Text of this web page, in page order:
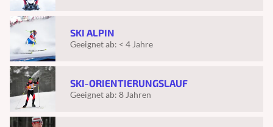
SKI ALPIN
Geeignet ab: < 4 Jahre
SKI-ORIENTIERUNGSLAUF
Geeignet ab: 8 Jahren